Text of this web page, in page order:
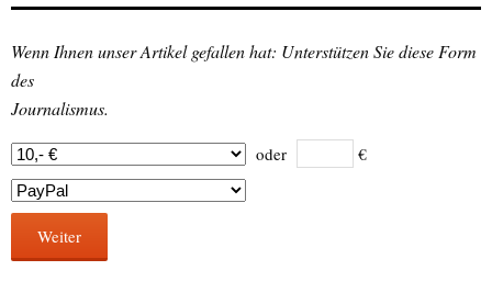
Wenn Ihnen unser Artikel gefallen hat: Unterstützen Sie diese Form
des
Journalismus.
oder €
Weiter